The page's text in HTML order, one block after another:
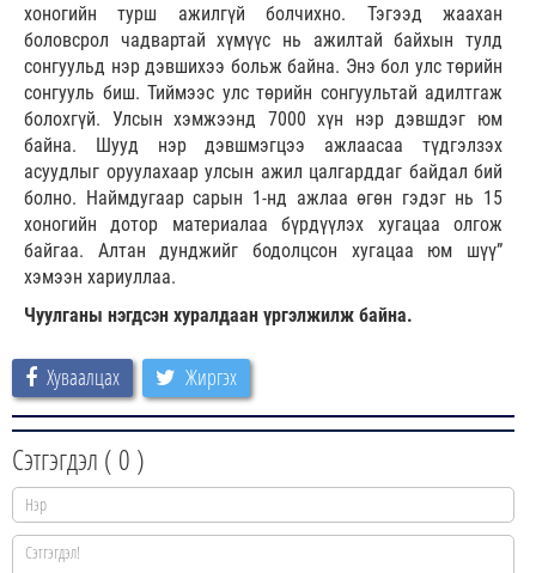
хоногийн турш ажилгүй болчихно. Тэгээд жаахан
боловсрол чадвартай хүмүүс нь ажилтай байхын тулд
сонгуульд нэр дэвшихээ больж байна. Энэ бол улс төрийн
сонгууль биш. Тиймээс улс төрийн сонгуультай адилтгаж
болохгүй. Улсын хэмжээнд 7000 хүн нэр дэвшдэг юм
байна. Шууд нэр дэвшмэгцээ ажлаасаа түдгэлзэх
асуудлыг оруулахаар улсын ажил цалгарддаг байдал бий
болно. Наймдугаар сарын 1-нд ажлаа өгөн гэдэг нь 15
хоногийн дотор материалаа бүрдүүлэх хугацаа олгож
байгаа. Алтан дунджийг бодолцсон хугацаа юм шүү”
хэмээн хариуллаа.
Чуулганы нэгдсэн хуралдаан үргэлжилж байна.
Хуваалцах Жиргэх
Сэтгэгдэл ( 0 )